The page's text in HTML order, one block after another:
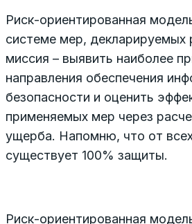
Риск-ориентированная
системе мер, декларируемых
миссия – выявить наиболее
направления обеспечения
безопасности и оценить
применяемых мер через
ущерба. Напомню, что от
существует 100% защиты.
Риск-ориентированная